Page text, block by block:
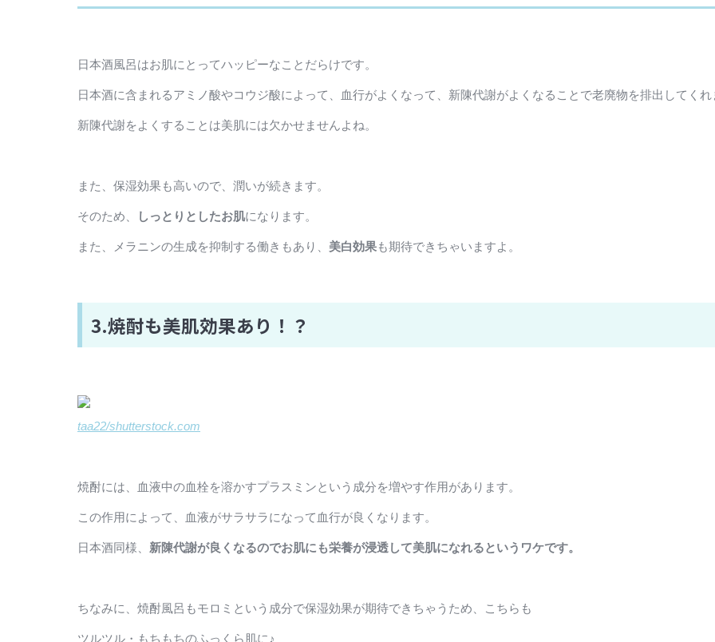
日本酒風呂はお肌にとってハッピーなことだらけです。
日本酒に含まれるアミノ酸やコウジ酸によって、血行がよくなって、新陳代謝がよくなることで老廃物を排出してくれ
新陳代謝をよくすることは美肌には欠かせませんよね。
また、保湿効果も高いので、潤いが続きます。
そのため、 しっとりとしたお肌になります。
また、メラニンの生成を抑制する働きもあり、 美白効果も期待できちゃいますよ。
3.焼酎も美肌効果あり！？
taa22/shutterstock.com
焼酎には、血液中の血栓を溶かすプラスミンという成分を増やす作用があります。
この作用によって、血液がサラサラになって血行が良くなります。
日本酒同様、 新陳代謝が良くなるのでお肌にも栄養が浸透して美肌になれるというワケです。
ちなみに、焼酎風呂もモロミという成分で保湿効果が期待できちゃうため、こちらも
ツルツル・もちもちのふっくら肌に♪